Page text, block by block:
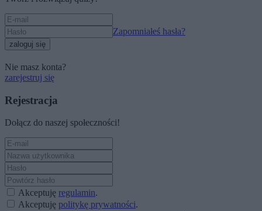
Zapomniałeś hasła?
zaloguj się
Nie masz konta?
zarejestruj się
Rejestracja
Dołącz do naszej społeczności!
Akceptuję regulamin.
Akceptuję politykę prywatności.